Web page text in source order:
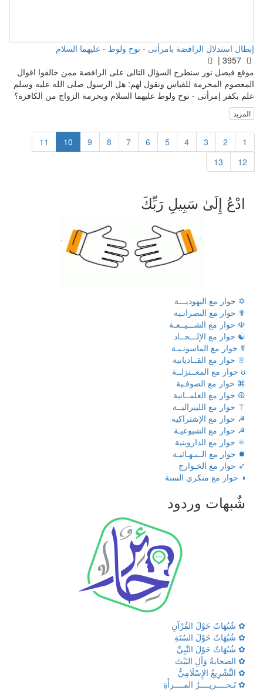
إبطال استدلال الرافضة بامرأتى - نوح ولوط - عليهما السلام
موقع فيصل نور سنطرح السؤال التالى على الرافضة ممن خالفوا اقوال
المعصوم المحرمة للقياس ونقول لهم: هل الرسول صلى الله عليه وسلم
علم بكفر إمرأتى - نوح ولوط عليهما السلام وبحرمة الزواج من الكافرة؟
المزيد
1
2
3
4
5
6
7
8
9
10
11
12
13
ادْعُ إِلَىٰ سَبِيلِ رَبِّكَ
✡ حوار مع اليهوديـــة
✟ حوار مع النصرانـية
☫ حوار مع الشـــيــعـة
☯ حوار مع الإلـــحــاد
☤ حوار مع الماسونـيـة
♕ حوار مع القــاديانية
ʊ حوار مع المعــتزلــة
⌘ حوار مع الصوفـية
☮ حوار مع العلمــانية
⚚ حوار مع الليبراليــة
☭ حوار مع الإشتراكية
☭ حوار مع الشيوعيـة
⚛ حوار مع الداروينية
✸ حوار مع الــبـهـائيـة
➶ حوار مع الخـوارج
◑ حوار مع منكري السنة
شٌبهات وردود
✿ شُبُهَاتٌ حَوْلَ القُرْآنِ
✿ شُبُهَاتٌ حَوْلَ السُنَةِ
✿ شُبُهَاتٌ حَوْلَ النَّبِيِّ
✿ الصحابةُ وَآلِ البَيْتَ
✿ التَّشْرِيعُ الإِسْلَامِيُّ
✿ تَـحــــريــــرُ المــــرأَةِ